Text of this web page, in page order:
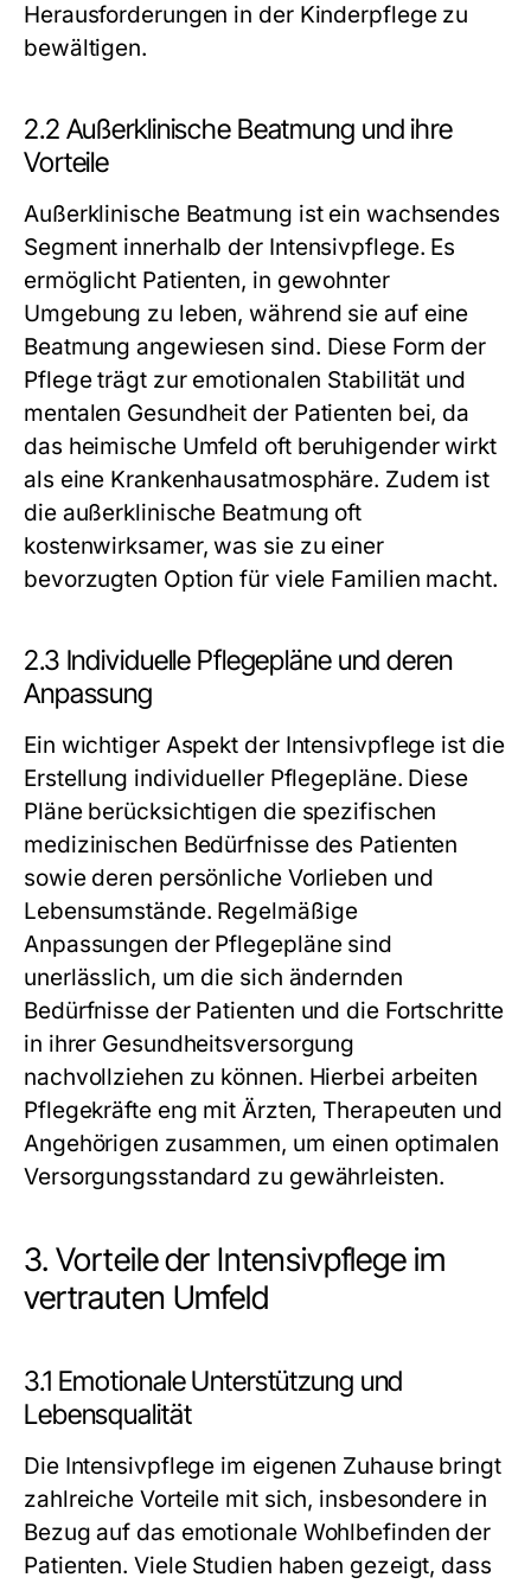
Herausforderungen in der Kinderpflege zu
bewältigen.
2.2 Außerklinische Beatmung und ihre
Vorteile
Außerklinische Beatmung ist ein wachsendes
Segment innerhalb der Intensivpflege. Es
ermöglicht Patienten, in gewohnter
Umgebung zu leben, während sie auf eine
Beatmung angewiesen sind. Diese Form der
Pflege trägt zur emotionalen Stabilität und
mentalen Gesundheit der Patienten bei, da
das heimische Umfeld oft beruhigender wirkt
als eine Krankenhausatmosphäre. Zudem ist
die außerklinische Beatmung oft
kostenwirksamer, was sie zu einer
bevorzugten Option für viele Familien macht.
2.3 Individuelle Pflegepläne und deren
Anpassung
Ein wichtiger Aspekt der Intensivpflege ist die
Erstellung individueller Pflegepläne. Diese
Pläne berücksichtigen die spezifischen
medizinischen Bedürfnisse des Patienten
sowie deren persönliche Vorlieben und
Lebensumstände. Regelmäßige
Anpassungen der Pflegepläne sind
unerlässlich, um die sich ändernden
Bedürfnisse der Patienten und die Fortschritte
in ihrer Gesundheitsversorgung
nachvollziehen zu können. Hierbei arbeiten
Pflegekräfte eng mit Ärzten, Therapeuten und
Angehörigen zusammen, um einen optimalen
Versorgungsstandard zu gewährleisten.
3. Vorteile der Intensivpflege im
vertrauten Umfeld
3.1 Emotionale Unterstützung und
Lebensqualität
Die Intensivpflege im eigenen Zuhause bringt
zahlreiche Vorteile mit sich, insbesondere in
Bezug auf das emotionale Wohlbefinden der
Patienten. Viele Studien haben gezeigt, dass